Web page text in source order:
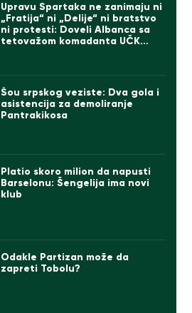
Upravu Spartaka ne zanimaju ni
„Fratija“ ni „Delije“ ni bratstvo
ni protesti: Doveli Albanca sa
tetovažom komadanta UČK
Šou srpskog veziste: Dva gola i
asistencija za demoliranje
Pantrakikosa
Platio skoro milion da napusti
Barselonu: Šengelija ima novi
klub
Odakle Partizan može da
zapreti Tobolu?